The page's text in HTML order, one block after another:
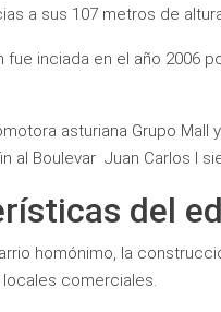
a sus 107 metros de
inciada en el año 2006
asturiana Grupo
al Boulevar Juan Carlos I
del
homónimo, la
comerciales.